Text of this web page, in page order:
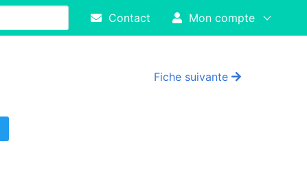
Contact Mon compte
Fiche suivante